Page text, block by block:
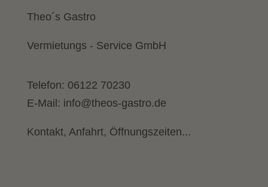
Theo´s Gastro
Vermietungs - Service GmbH
Telefon: 06122 70230
E-Mail: info@theos-gastro.de
Kontakt, Anfahrt, Öffnungszeiten...